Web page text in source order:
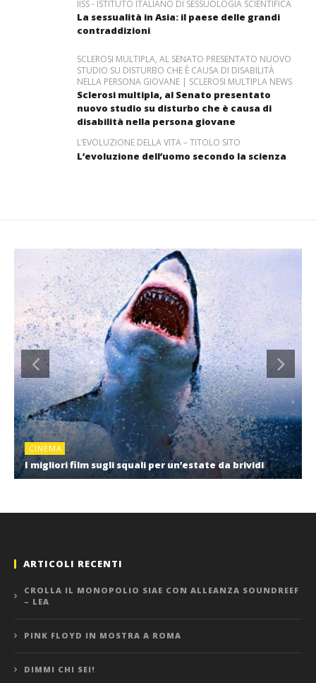
IISS - ISTITUTO ITALIANO DI SESSUOLOGIA SCIENTIFICA
La sessualità in Asia: il paese delle grandi
contraddizioni
SCLEROSI MULTIPLA, AL SENATO PRESENTATO NUOVO
STUDIO SU DISTURBO CHE È CAUSA DI DISABILITÀ
NELLA PERSONA GIOVANE | SCLEROSI MULTIPLA NEWS
Sclerosi multipla, al Senato presentato
nuovo studio su disturbo che è causa di
disabilità nella persona giovane
L’EVOLUZIONE DELLA VITA – TITOLO SITO
L’evoluzione dell’uomo secondo la scienza
CINEMA
I migliori film sugli squali per un’estate da brividi
ARTICOLI RECENTI
CROLLA IL MONOPOLIO SIAE CON ALLEANZA SOUNDREEF
– LEA
PINK FLOYD IN MOSTRA A ROMA
DIMMI CHI SEI!